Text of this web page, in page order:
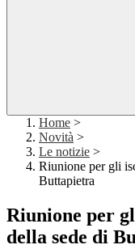
Home >
Novità >
Le notizie >
Riunione per gli
Buttapietra
Riunione per
della sede di